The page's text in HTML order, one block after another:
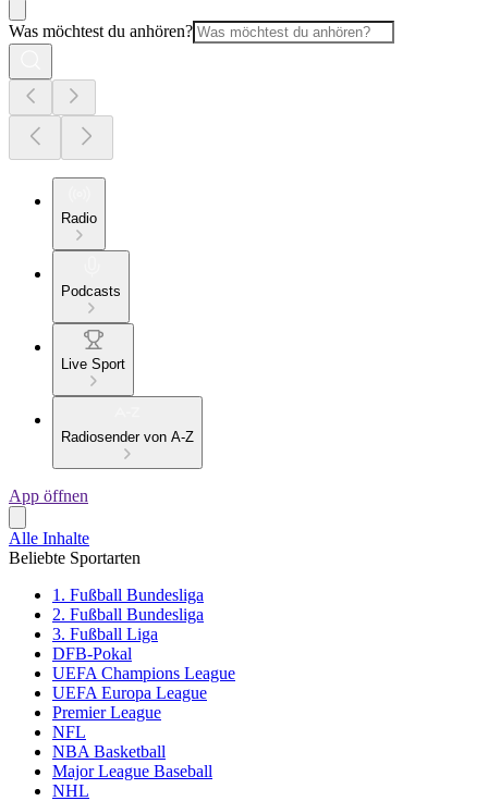
Was möchtest du anhören?
Radio
Podcasts
Live Sport
Radiosender von A-Z
App öffnen
Alle Inhalte
Beliebte Sportarten
1. Fußball Bundesliga
2. Fußball Bundesliga
3. Fußball Liga
DFB-Pokal
UEFA Champions League
UEFA Europa League
Premier League
NFL
NBA Basketball
Major League Baseball
NHL